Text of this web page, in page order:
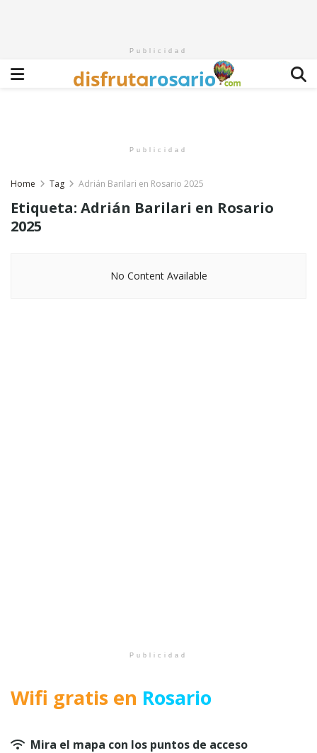
Publicidad
Publicidad
Home Tag Adrián Barilari en Rosario 2025
Etiqueta: Adrián Barilari en Rosario
2025
No Content Available
Publicidad
Wifi gratis en Rosario
Mira el mapa con los puntos de acceso